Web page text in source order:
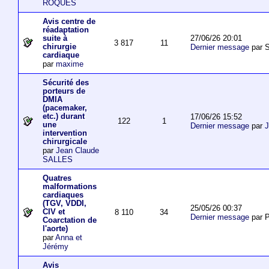
ROQUES
Avis centre de
réadaptation
suite à
chirurgie
cardiaque
par maxime
3 817 11
27/06/26 20:01
Dernier messagepar
Sécurité des
porteurs de
DMIA
(pacemaker,
etc.) durant
une
intervention
chirurgicale
par Jean Claude
SALLES
122 1
17/06/26 15:52
Dernier messagepar
Quatres
malformations
cardiaques
(TGV, VDDI,
CIV et
Coarctation de
l'aorte)
parAnna et
Jérémy
8 110 34
25/05/26 00:37
Dernier messagepar
Avis